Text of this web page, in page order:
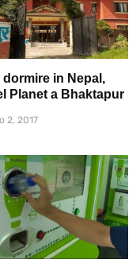
dormire in Nepal,
Planet a Bhaktapur
2, 2017